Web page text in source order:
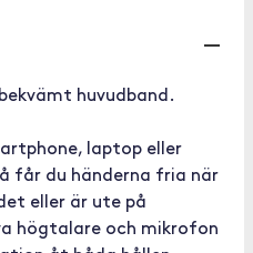
huvudband.
laptop eller
får du händerna fria när
eller är ute på
högtalare och mikrofon